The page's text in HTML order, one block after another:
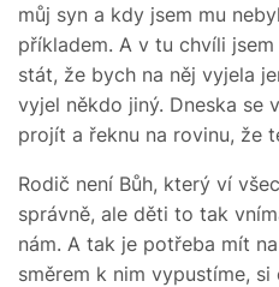
můj syn a kdy jsem mu
příkladem. A v tu chvíli
stát, že bych na něj vyjela
vyjel někdo jiný. Dneska se
projít a řeknu na rovinu, že
Rodič není Bůh, který ví
správně, ale děti to tak
nám. A tak je potřeba mít
směrem k nim vypustíme, si